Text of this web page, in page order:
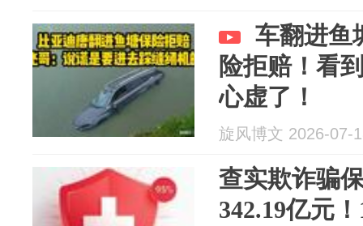
车翻进鱼
险拒赔！看
心虚了！
旋风博文 2026-07-
查实欺诈骗
342.19亿元